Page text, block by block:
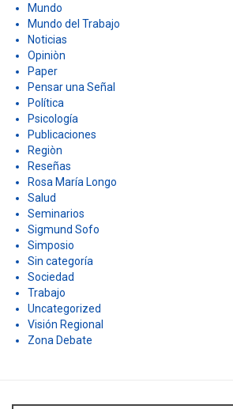
Mundo
Mundo del Trabajo
Noticias
Opiniòn
Paper
Pensar una Señal
Política
Psicología
Publicaciones
Regiòn
Reseñas
Rosa María Longo
Salud
Seminarios
Sigmund Sofo
Simposio
Sin categoría
Sociedad
Trabajo
Uncategorized
Visión Regional
Zona Debate